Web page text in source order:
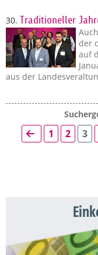
30. Traditioneller
der
auf
aus der
1 2 3